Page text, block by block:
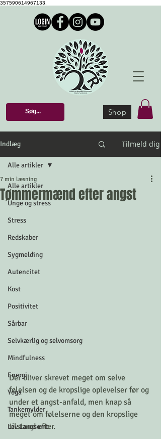
357590614967133.
Shop
Indlæg Tilmeld dig
Alle artikler
Unge og stress
Stress
Redskaber
Sygmelding
Autencitet
Kost
Positivitet
Sårbar
Selvkærlig og selvomsorg
Mindfulness
Energi
Yoga
Tankemylder
Lev Langsomt
Alle artikler
Tømmermænd efter angst
7 min læsning
Der bliver skrevet meget om selve
følelsen og de kropslige oplevelser før og
under et angst-anfald, men knap så
meget om følelserne og den kropslige
tilstand efter.